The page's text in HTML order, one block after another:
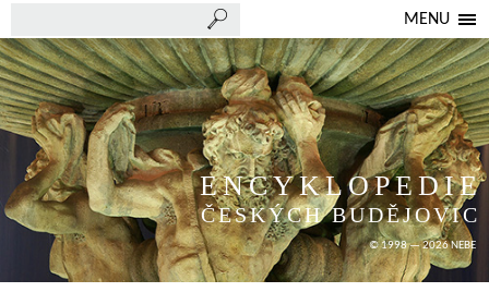
MENU
ENCYKLOPEDIE
ČESKÝCH BUDĚJOVIC
© 1998 — 2026 NEBE